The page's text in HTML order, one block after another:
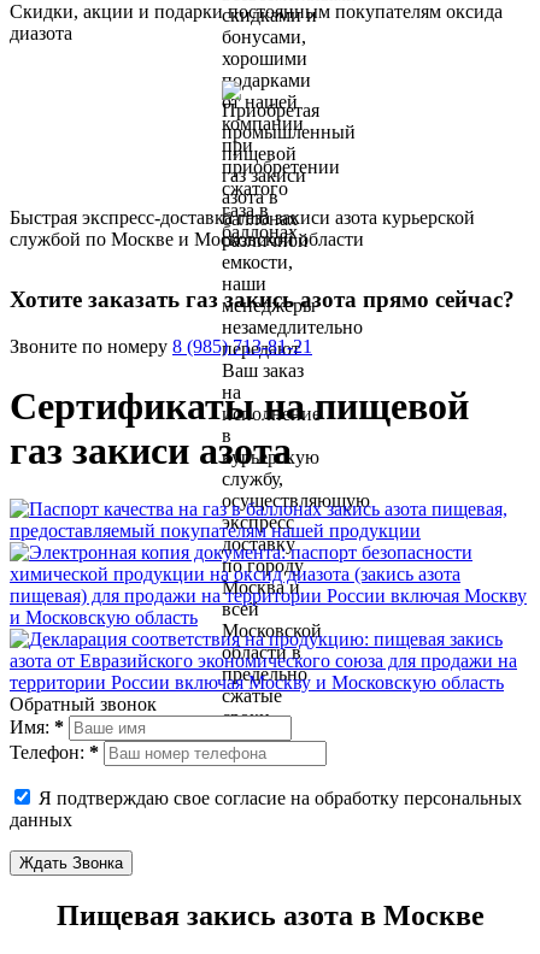
Скидки, акции и подарки постоянным покупателям оксида
диазота
Быстрая экспресс-доставка газа закиси азота курьерской
службой по Москве и Московской области
Хотите заказать газ закись азота прямо сейчас?
Звоните по номеру 8 (985) 713-81-21
Сертификаты на пищевой
газ закиси азота
Обратный звонок
Имя: *
Телефон: *
Я подтверждаю свое согласие на обработку персональных
данных
Ждать Звонка
Пищевая закись азота в Москве